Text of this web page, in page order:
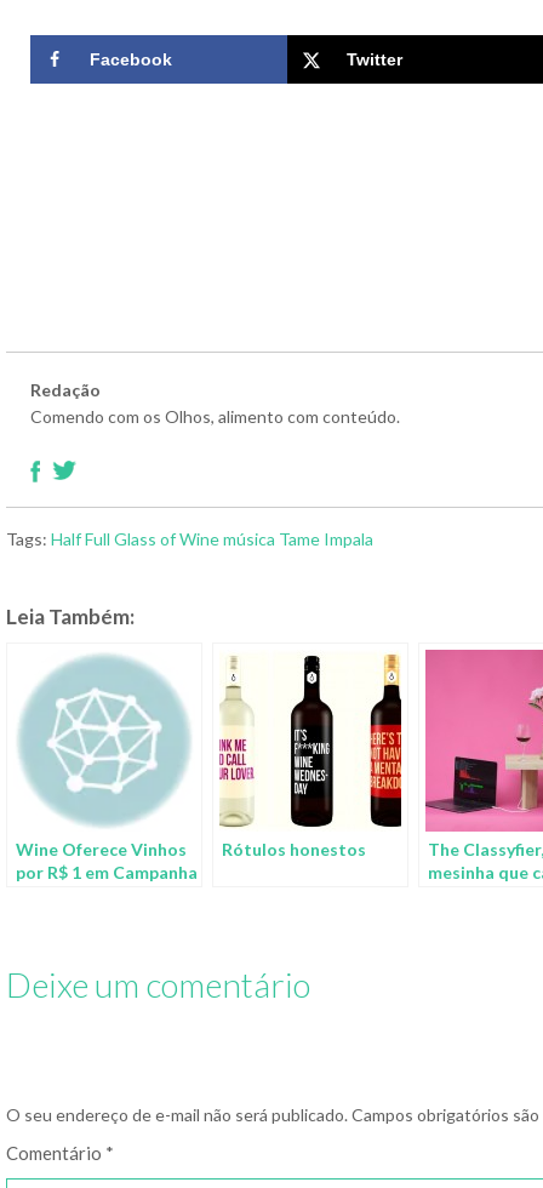
Facebook Twitter
Redação
Comendo com os Olhos, alimento com conteúdo.
Tags: Half Full Glass of Winemúsica Tame Impala
Leia Também:
Wine Oferece Vinhos
por R$ 1 em Campanha
Rótulos honestos
The
mesinha que
Deixe um comentário
O seu endereço de e-mail não será publicado. Campos obrigatórios
Comentário *